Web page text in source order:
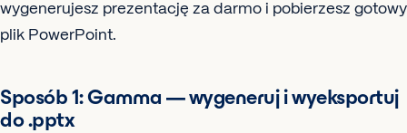
wygenerujesz prezentację za darmo i pobierzesz gotowy
plik PowerPoint.
Sposób 1: Gamma — wygeneruj i wyeksportuj
do .pptx